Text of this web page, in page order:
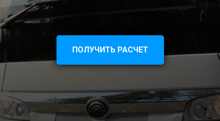
ПОЛУЧИТЬ РАСЧЕТ